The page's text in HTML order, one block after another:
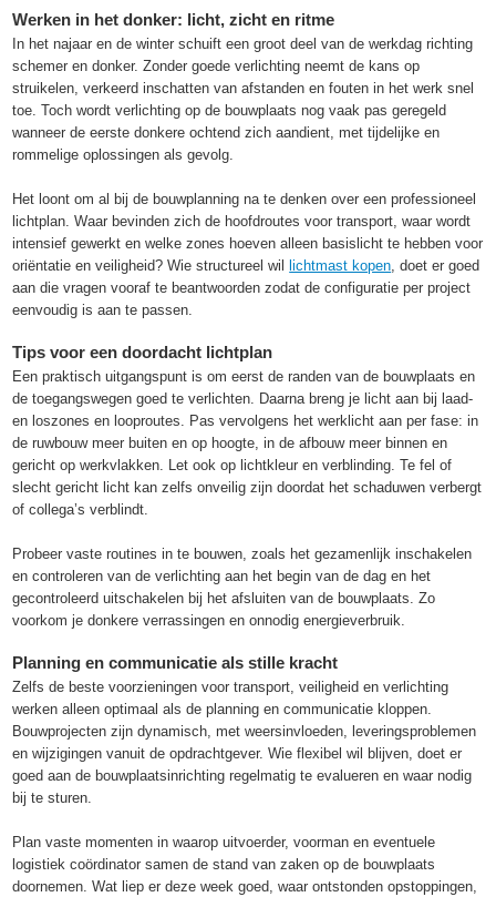
Werken in het donker: licht, zicht en ritme
In het najaar en de winter schuift een groot deel van de werkdag richting
schemer en donker. Zonder goede verlichting neemt de kans op
struikelen, verkeerd inschatten van afstanden en fouten in het werk snel
toe. Toch wordt verlichting op de bouwplaats nog vaak pas geregeld
wanneer de eerste donkere ochtend zich aandient, met tijdelijke en
rommelige oplossingen als gevolg.
Het loont om al bij de bouwplanning na te denken over een professioneel
lichtplan. Waar bevinden zich de hoofdroutes voor transport, waar wordt
intensief gewerkt en welke zones hoeven alleen basislicht te hebben voor
oriëntatie en veiligheid? Wie structureel wil
lichtmast kopen, doet er goed
aan die vragen vooraf te beantwoorden zodat de configuratie per project
eenvoudig is aan te passen.
Tips voor een doordacht lichtplan
Een praktisch uitgangspunt is om eerst de randen van de bouwplaats en
de toegangswegen goed te verlichten. Daarna breng je licht aan bij laad-
en loszones en looproutes. Pas vervolgens het werklicht aan per fase: in
de ruwbouw meer buiten en op hoogte, in de afbouw meer binnen en
gericht op werkvlakken. Let ook op lichtkleur en verblinding. Te fel of
slecht gericht licht kan zelfs onveilig zijn doordat het schaduwen verbergt
of collega’s verblindt.
Probeer vaste routines in te bouwen, zoals het gezamenlijk inschakelen
en controleren van de verlichting aan het begin van de dag en het
gecontroleerd uitschakelen bij het afsluiten van de bouwplaats. Zo
voorkom je donkere verrassingen en onnodig energieverbruik.
Planning en communicatie als stille kracht
Zelfs de beste voorzieningen voor transport, veiligheid en verlichting
werken alleen optimaal als de planning en communicatie kloppen.
Bouwprojecten zijn dynamisch, met weersinvloeden, leveringsproblemen
en wijzigingen vanuit de opdrachtgever. Wie flexibel wil blijven, doet er
goed aan de bouwplaatsinrichting regelmatig te evalueren en waar nodig
bij te sturen.
Plan vaste momenten in waarop uitvoerder, voorman en eventuele
logistiek coördinator samen de stand van zaken op de bouwplaats
doornemen. Wat liep er deze week goed, waar ontstonden opstoppingen,